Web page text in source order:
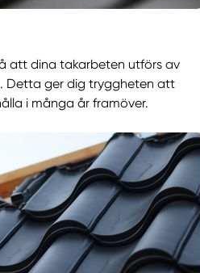
att dina takarbeten utförs av
Detta ger dig tryggheten att
i många år framöver.